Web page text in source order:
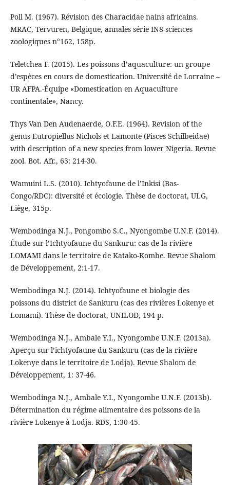
Poll M. (1967). Révision des Characidae nains africains.
MRAC, Tervuren, Belgique, annales série IN8-sciences
zoologiques n°162, 158p.
Teletchea F. (2015). Les poissons d’aquaculture: un groupe
d’espèces en cours de domestication. Université de Lorraine –
UR AFPA.-Équipe «Domestication en Aquaculture
continentale», Nancy.
Thys Van Den Audenaerde, O.F.E. (1964). Revision of the
genus Eutropiellus Nichols et Lamonte (Pisces Schilbeidae)
with description of a new species from lower Nigeria. Revue
zool. Bot. Afr., 63: 214-30.
Wamuini L.S. (2010). Ichtyofaune de l’Inkisi (Bas-
Congo/RDC): diversité et écologie. Thèse de doctorat, ULG,
Liège, 315p.
Wembodinga N.J., Pongombo S.C., Nyongombe U.N.F. (2014).
Étude sur l’Ichtyofaune du Sankuru: cas de la rivière
LOMAMI dans le territoire de Katako-Kombe. Revue Shalom
de Développement, 2:1-17.
Wembodinga N.J. (2014). Ichtyofaune et biologie des
poissons du district de Sankuru (cas des rivières Lokenye et
Lomami). Thèse de doctorat, UNILOD, 194 p.
Wembodinga N.J., Ambale Y.I., Nyongombe U.N.F. (2013a).
Aperçu sur l’ichtyofaune du Sankuru (cas de la rivière
Lokenye dans le territoire de Lodja). Revue Shalom de
Développement, 1: 37-46.
Wembodinga N.J., Ambale Y.I., Nyongombe U.N.F. (2013b).
Détermination du régime alimentaire des poissons de la
rivière Lokenye à Lodja. RDS, 1:30-45.